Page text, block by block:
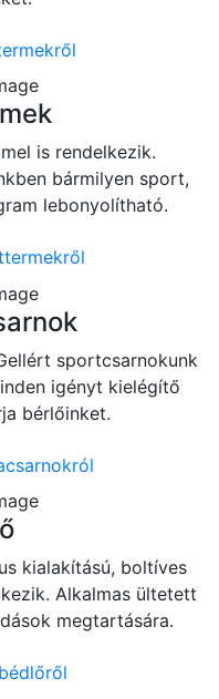
is rendelkezik.
bármilyen sport,
lebonyolítható.
sportcsarnokunk
igényt kielégítő
bérlőinket.
kialakítású, boltíves
Alkalmas ültetett
megtartására.